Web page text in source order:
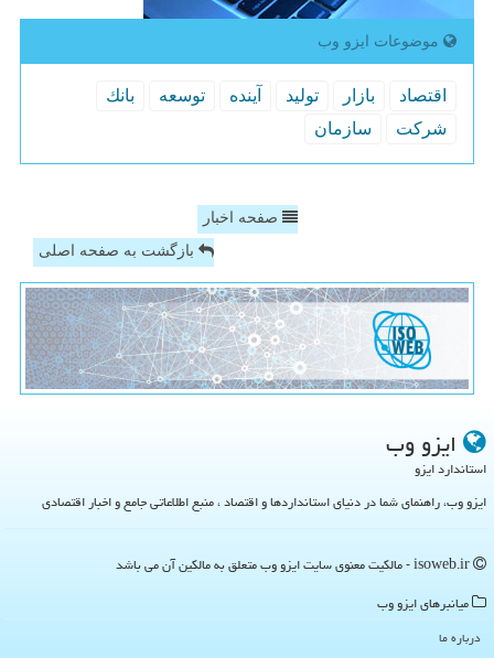
موضوعات ایزو وب
اقتصاد بازار تولید آینده توسعه
بانك
شركت
سازمان
صفحه اخبار
بازگشت به صفحه اصلی
ایزو وب
استاندارد ایزو
ایزو وب، راهنمای شما در دنیای استانداردها و اقتصاد ، منبع اطلاعاتی جامع و اخبار اقتصادی
میانبرهای ایزو وب
درباره ما